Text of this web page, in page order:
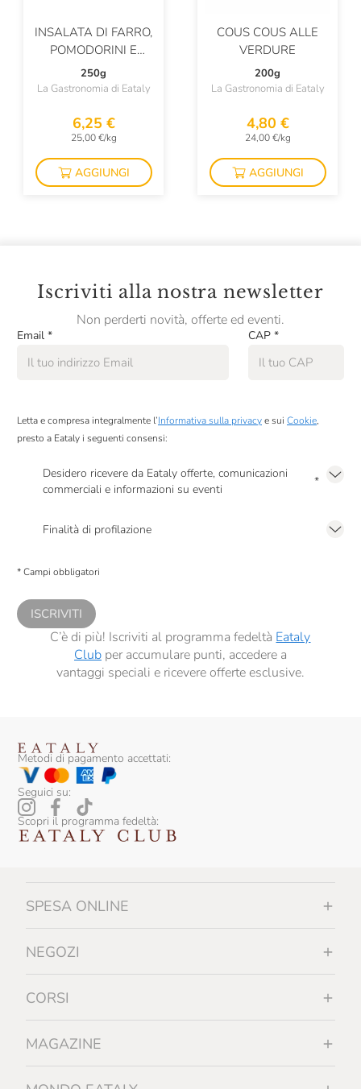
INSALATA DI FARRO,
POMODORINI E
RUCOLA
250g
La Gastronomia di Eataly
6,25 €
25,00 €/kg
AGGIUNGI
COUS COUS ALLE
VERDURE
200g
La Gastronomia di Eataly
4,80 €
24,00 €/kg
AGGIUNGI
Iscriviti alla nostra newsletter
Non perderti novità, offerte ed eventi.
Email * CAP *
Letta e compresa integralmente l’Informativa sulla privacye sui Cookie,
presto a Eataly i seguenti consensi:
Desidero ricevere da Eataly offerte, comunicazioni
commerciali e informazioni su eventi
*
Finalità di profilazione
comunicazioni commerciali personalizzate, in caso di consenso prestato ai
* Campi obbligatori
ISCRIVITI
C’è di più! Iscriviti al programma fedeltà Eataly
Clubper accumulare punti, accedere a
vantaggi speciali e ricevere offerte esclusive.
Metodi di pagamento accettati:
Seguici su:
Scopri il programma fedeltà:
SPESA ONLINE
NEGOZI
CORSI
MAGAZINE